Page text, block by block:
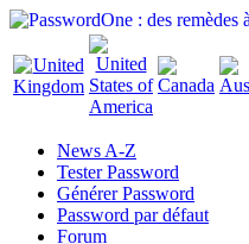
News A-Z
Tester Password
Générer Password
Password par défaut
Forum